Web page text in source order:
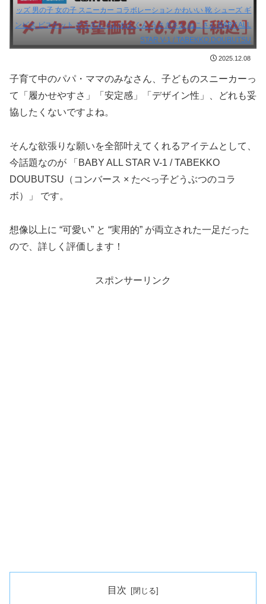
ッズ 男の子 女の子 スニーカー コラボレーション かわいい 靴 シューズ ギ
ンビス ビスケット ぞうさん らいおんくん うさぎさん ねこさん BABY ALL
STAR V-1 / TABEKKO DOUBUTSU
2025.12.08
子育て中のパパ・ママのみなさん、子どものスニーカーっ
て「履かせやすさ」「安定感」「デザイン性」、どれも妥
協したくないですよね。
そんな欲張りな願いを全部叶えてくれるアイテムとして、
今話題なのが 「BABY ALL STAR V-1 / TABEKKO
DOUBUTSU（コンバース × たべっ子どうぶつのコラ
ボ）」 です。
想像以上に “可愛い” と “実用的” が両立された一足だった
ので、詳しく評価します！
スポンサーリンク
目次